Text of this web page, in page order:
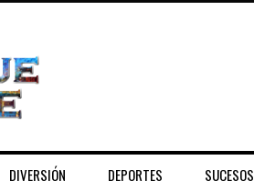
DIVERSIÓN DEPORTES SUCESOS